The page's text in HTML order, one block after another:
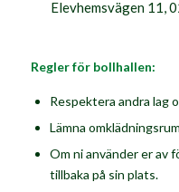
Elevhemsvägen 11,
Regler för bollhallen:
Respektera andra lag
Lämna
Om ni använder er av
tillbaka på sin plats.